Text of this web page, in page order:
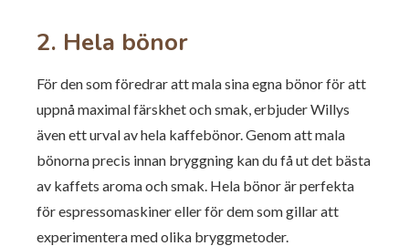
2. Hela bönor
För den som föredrar att mala sina egna bönor för att
uppnå maximal färskhet och smak, erbjuder Willys
även ett urval av hela kaffebönor. Genom att mala
bönorna precis innan bryggning kan du få ut det bästa
av kaffets aroma och smak. Hela bönor är perfekta
för espressomaskiner eller för dem som gillar att
experimentera med olika bryggmetoder.